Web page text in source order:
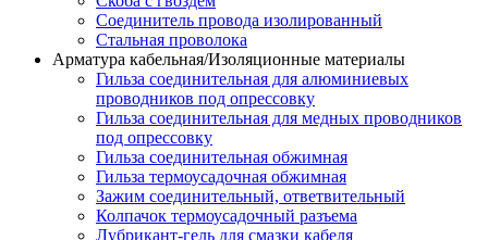
Соединитель провода изолированный
Стальная проволока
Арматура кабельная/Изоляционные материалы
Гильза соединительная для алюминиевых
проводников под опрессовку
Гильза соединительная для медных проводников
под опрессовку
Гильза соединительная обжимная
Гильза термоусадочная обжимная
Зажим соединительный, ответвительный
Колпачок термоусадочный разъема
Лубрикант-гель для смазки кабеля